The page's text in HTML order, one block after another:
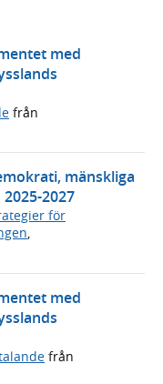
med
från
mänskliga
2027
för
,
med
från